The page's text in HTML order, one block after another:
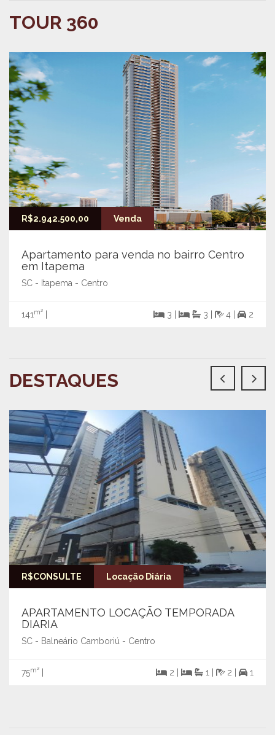
TOUR 360
R$2.942.500,00 Venda
Apartamento para venda no bairro Centro
em Itapema
SC - Itapema - Centro
141 m² 3 | 3 | 4 | 2
DESTAQUES
R$CONSULTE Locação Diária
APARTAMENTO LOCAÇÃO TEMPORADA
DIARIA
SC - Balneário Camboriú - Centro
75m² 2 | 1 | 2 | 1